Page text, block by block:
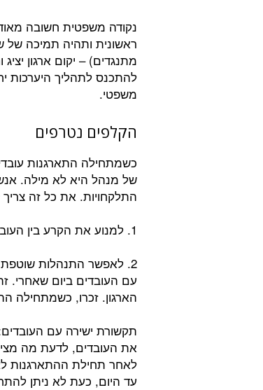
נקודה משפטית חשובה
ראשונית ותהיה תמיכה
מתנגדים) – יקום ארגון
להתכנס לתהליך היערכות
משפטי.
הקלפים נטרפים
כשמתחילה התארגנות
של מנהל היא לא מילה.
התלקחויות. את כל זה
1. למנוע את הקרע בין העובדים להנהלה.
2. לאפשר התנהלות
עם העובדים ביום שאחרי.
הארגון. זכרו, כשמתחילה
תקשורת ישירה עם
את העובדים, לדעת מה
לאחר תחילת ההתארגנות
עד היום, כעת לא ניתן